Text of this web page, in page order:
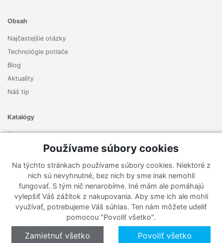
Obsah
Najčastejšie otázky
Technológie potlače
Blog
Aktuality
Náš tip
Katalógy
Zoznam katalógov
Zaregistrujte sa k odberu nášho newslettera a nenechajte si
ujsť žiadne ponuky ani nové produkty.
Používame súbory cookies
Na týchto stránkach používame súbory cookies. Niektoré z
nich sú nevyhnutné, bez nich by sme inak nemohli
fungovať. S tým nič nenarobíme. Iné mám ale pomáhajú
vylepšiť Váš zážitok z nakupovania. Aby sme ich ale mohli
využívať, potrebujeme Váš súhlas. Ten nám môžete udeliť
pomocou "Povoliť všetko".
Zamietnuť všetko Povoliť všetko